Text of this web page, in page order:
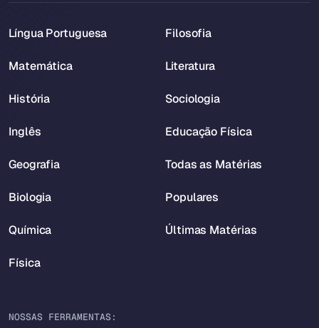
Língua Portuguesa
Matemática
História
Inglês
Geografia
Biologia
Química
Física
Filosofia
Literatura
Sociologia
Educação Física
Todas as Matérias
Populares
Últimas Matérias
NOSSAS FERRAMENTAS: